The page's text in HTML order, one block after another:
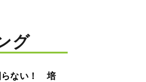
グ
らない！ 培